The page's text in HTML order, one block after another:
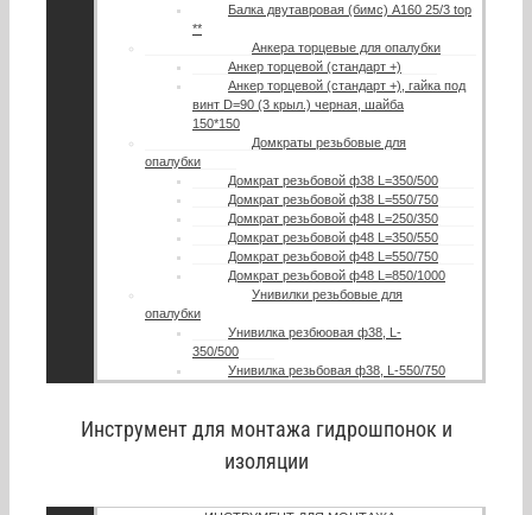
Балка двутавровая (бимс) A160 25/3 top
**
Анкера торцевые для опалубки
Анкер торцевой (стандарт +)
Анкер торцевой (стандарт +), гайка под
винт D=90 (3 крыл.) черная, шайба
150*150
Домкраты резьбовые для
опалубки
Домкрат резьбовой ф38 L=350/500
Домкрат резьбовой ф38 L=550/750
Домкрат резьбовой ф48 L=250/350
Домкрат резьбовой ф48 L=350/550
Домкрат резьбовой ф48 L=550/750
Домкрат резьбовой ф48 L=850/1000
Унивилки резьбовые для
опалубки
Унивилка резбюовая ф38, L-
350/500
Унивилка резьбовая ф38, L-550/750
Инструмент для монтажа гидрошпонок и
изоляции